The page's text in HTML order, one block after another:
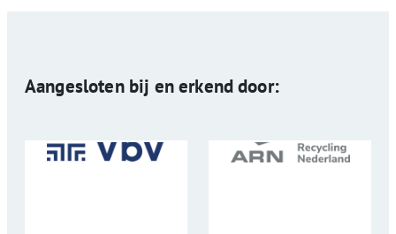
Aangesloten bij en erkend door: